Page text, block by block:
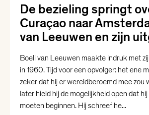
De bezieling springt
Curaçao naar
van Leeuwen en zijn
Boeli van Leeuwen maakte indruk met
in 1960. Tijd voor een opvolger: het ene
zeker dat hij er wereldberoemd mee zou
later hield hij de mogelijkheid open dat
moeten beginnen. Hij schreef he...